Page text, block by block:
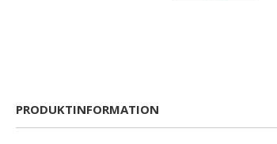
PRODUKTINFORMATION